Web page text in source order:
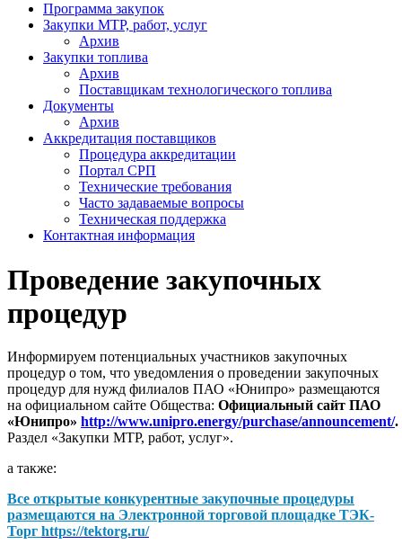
Программа закупок
Закупки МТР, работ, услуг
Архив
Закупки топлива
Архив
Поставщикам технологического топлива
Документы
Архив
Аккредитация поставщиков
Процедура аккредитации
Портал СРП
Технические требования
Часто задаваемые вопросы
Техническая поддержка
Контактная информация
Проведение закупочных
процедур
Информируем потенциальных участников закупочных
процедур о том, что уведомления о проведении закупочных
процедур для нужд филиалов ПАО «Юнипро» размещаются
на официальном сайте Общества: Официальный сайт ПАО
«Юнипро» http://www.unipro.energy/purchase/announcement/.
Раздел «Закупки МТР, работ, услуг».
а также:
Все открытые конкурентные закупочные процедуры
размещаются на Электронной торговой площадке ТЭК-
Торг https://tektorg.ru/